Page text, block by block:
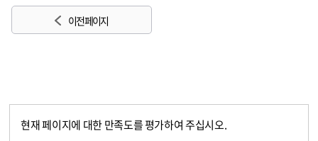
이전 페이지
현재 페이지에 대한 만족도를 평가하여 주십시오.